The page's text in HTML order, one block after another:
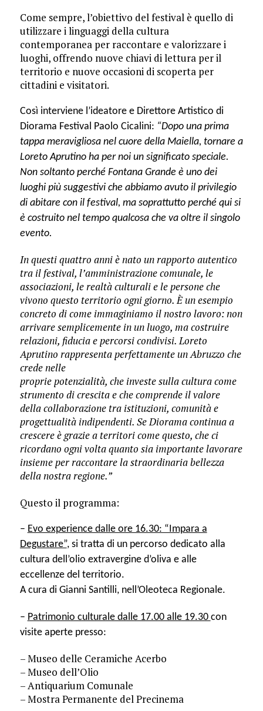
Come sempre, l’obiettivo del festival è quello di
utilizzare i linguaggi della cultura
contemporanea per raccontare e valorizzare i
luoghi, offrendo nuove chiavi di lettura per il
territorio e nuove occasioni di scoperta per
cittadini e visitatori.
Così interviene l’ideatore e Direttore Artistico di
Diorama Festival Paolo Cicalini: “Dopo una prima
tappa meravigliosa nel cuore della Maiella, tornare a
Loreto Aprutino ha per noi un significato speciale.
Non soltanto perché Fontana Grande è uno dei
luoghi più suggestivi che abbiamo avuto il privilegio
di abitare con il festival, ma soprattutto perché qui si
è costruito nel tempo qualcosa che va oltre il singolo
evento.
In questi quattro anni è nato un rapporto autentico
tra il festival, l’amministrazione comunale, le
associazioni, le realtà culturali e le persone che
vivono questo territorio ogni giorno. È un esempio
concreto di come immaginiamo il nostro lavoro: non
arrivare semplicemente in un luogo, ma costruire
relazioni, fiducia e percorsi condivisi. Loreto
Aprutino rappresenta perfettamente un Abruzzo che
crede nelle
proprie potenzialità, che investe sulla cultura come
strumento di crescita e che comprende il valore
della collaborazione tra istituzioni, comunità e
progettualità indipendenti. Se Diorama continua a
crescere è grazie a territori come questo, che ci
ricordano ogni volta quanto sia importante lavorare
insieme per raccontare la straordinaria bellezza
della nostra regione.”
Questo il programma:
– Evo experience dalle ore 16.30: “Impara a
Degustare”, si tratta di un percorso dedicato alla
cultura dell’olio extravergine d’oliva e alle
eccellenze del territorio.
A cura di Gianni Santilli, nell’Oleoteca Regionale.
– Patrimonio culturale dalle 17.00 alle 19.30 con
visite aperte presso:
– Museo delle Ceramiche Acerbo
– Museo dell’Olio
– Antiquarium Comunale
– Mostra Permanente del Precinema